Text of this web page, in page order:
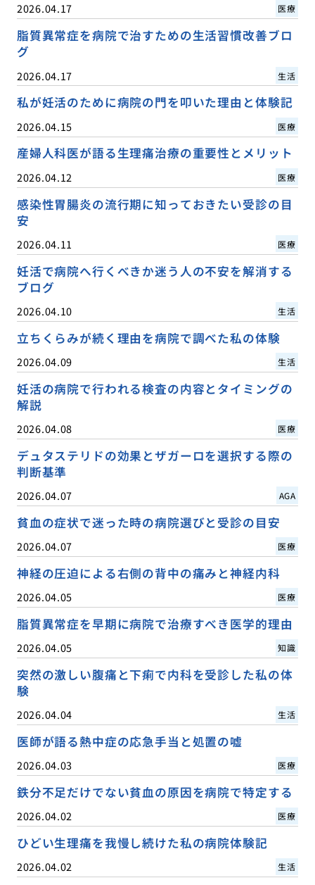
2026.04.17 医療
脂質異常症を病院で治すための生活習慣改善ブロ
グ
2026.04.17 生活
私が妊活のために病院の門を叩いた理由と体験記
2026.04.15 医療
産婦人科医が語る生理痛治療の重要性とメリット
2026.04.12 医療
感染性胃腸炎の流行期に知っておきたい受診の目
安
2026.04.11 医療
妊活で病院へ行くべきか迷う人の不安を解消する
ブログ
2026.04.10 生活
立ちくらみが続く理由を病院で調べた私の体験
2026.04.09 生活
妊活の病院で行われる検査の内容とタイミングの
解説
2026.04.08 医療
デュタステリドの効果とザガーロを選択する際の
判断基準
2026.04.07 AGA
貧血の症状で迷った時の病院選びと受診の目安
2026.04.07 医療
神経の圧迫による右側の背中の痛みと神経内科
2026.04.05 医療
脂質異常症を早期に病院で治療すべき医学的理由
2026.04.05 知識
突然の激しい腹痛と下痢で内科を受診した私の体
験
2026.04.04 生活
医師が語る熱中症の応急手当と処置の嘘
2026.04.03 医療
鉄分不足だけでない貧血の原因を病院で特定する
2026.04.02 医療
ひどい生理痛を我慢し続けた私の病院体験記
2026.04.02 生活